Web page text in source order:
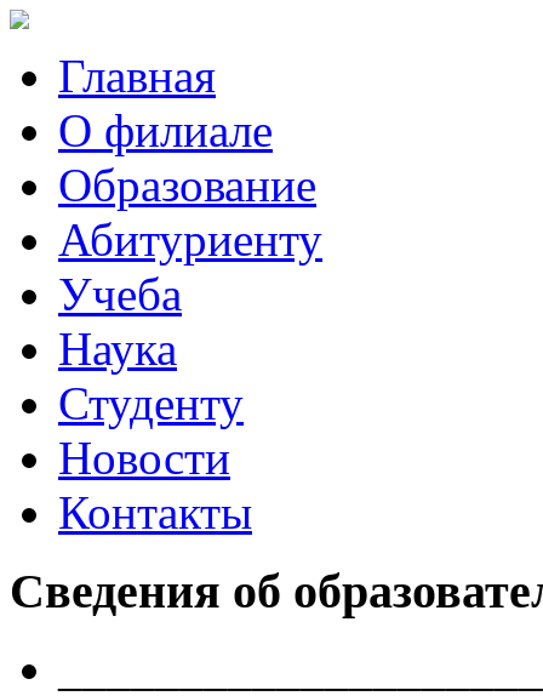
Главная
О филиале
Образование
Абитуриенту
Учеба
Наука
Студенту
Новости
Контакты
Сведения об